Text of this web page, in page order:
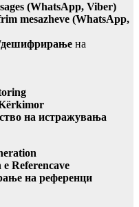
(WhatsApp, Viber)
mesazheve (WhatsApp,
дешифрирање на
на истражувања
Referencave
на референци